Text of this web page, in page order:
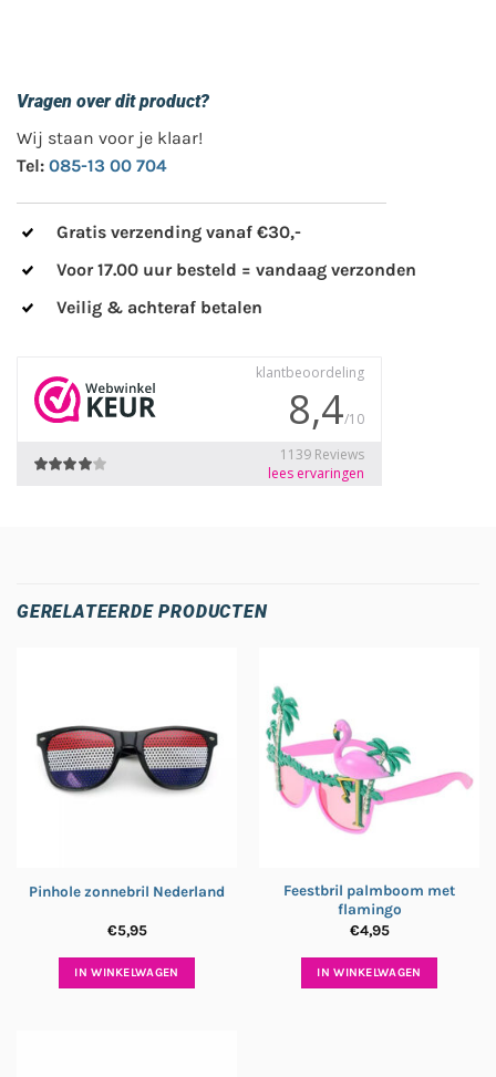
Vragen over dit product?
Wij staan voor je klaar!
Tel: 085-13 00 704
Gratis verzending vanaf €30,-
Voor 17.00 uur besteld = vandaag verzonden
Veilig & achteraf betalen
GERELATEERDE PRODUCTEN
Pinhole zonnebril Nederland
€5,95
IN WINKELWAGEN
Feestbril palmboom met
flamingo
€4,95
IN WINKELWAGEN